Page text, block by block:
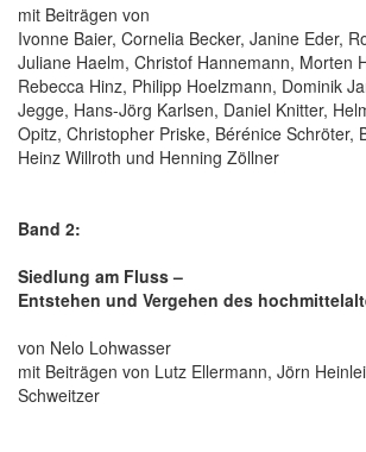
mit Beiträgen von
Ivonne Baier, Cornelia Becker, Janine Eder,
Juliane Haelm, Christof Hannemann, Morten
Rebecca Hinz, Philipp Hoelzmann, Dominik
Jegge, Hans-Jörg Karlsen, Daniel Knitter,
Opitz, Christopher Priske, Bérénice Schröter,
Heinz Willroth und Henning Zöllner
Band 2:
Siedlung am Fluss –
Entstehen und Vergehen des
von Nelo Lohwasser
mit Beiträgen von Lutz Ellermann, Jörn
Schweitzer